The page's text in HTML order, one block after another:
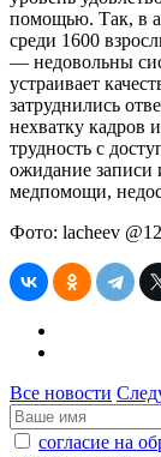
помощью. Так, в
среди 1600
— недовольны
устраивает
затруднились
нехватку кадров
трудность с
ожидание записи
медпомощи,
Фото: lacheev
Все новости
согласие на